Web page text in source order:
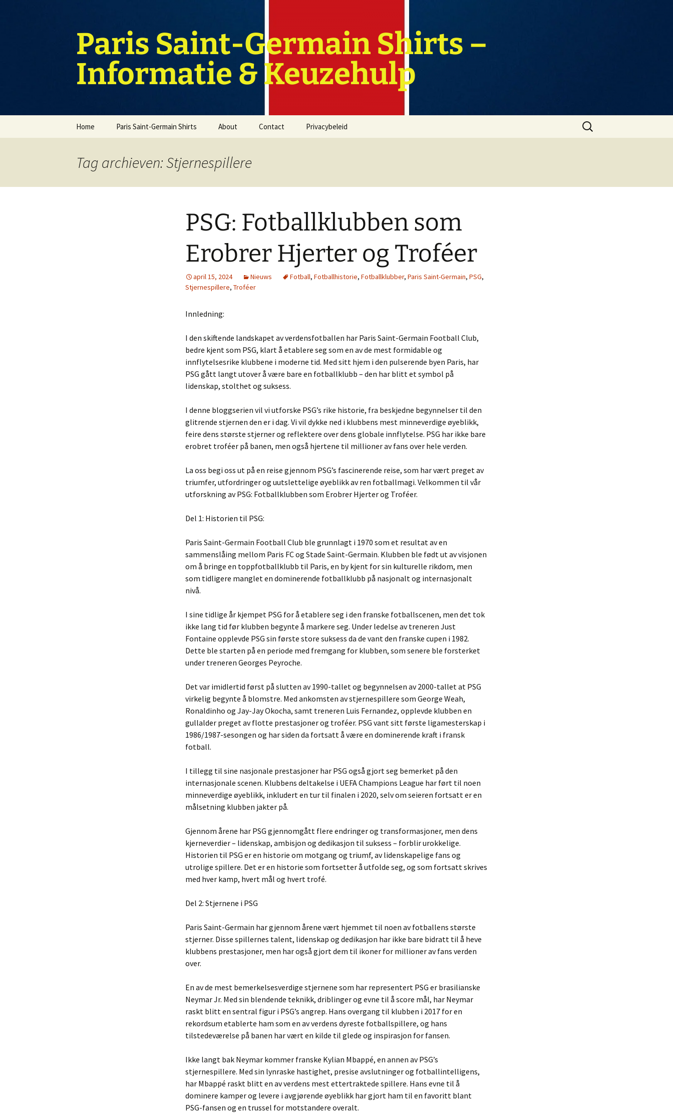
Paris Saint-Germain Shirts –
Informatie & Keuzehulp
Home Paris Saint-Germain Shirts About Contact Privacybeleid
Zoeken
naar:
Tag archieven: Stjernespillere
PSG: Fotballklubben som
Erobrer Hjerter og Troféer
april 15, 2024 Nieuws Fotball, Fotballhistorie, Fotballklubber, Paris Saint-Germain, PSG,
Stjernespillere, Troféer
Innledning:
I den skiftende landskapet av verdensfotballen har Paris Saint-Germain Football Club,
bedre kjent som PSG, klart å etablere seg som en av de mest formidable og
innflytelsesrike klubbene i moderne tid. Med sitt hjem i den pulserende byen Paris, har
PSG gått langt utover å være bare en fotballklubb – den har blitt et symbol på
lidenskap, stolthet og suksess.
I denne bloggserien vil vi utforske PSG’s rike historie, fra beskjedne begynnelser til den
glitrende stjernen den er i dag. Vi vil dykke ned i klubbens mest minneverdige øyeblikk,
feire dens største stjerner og reflektere over dens globale innflytelse. PSG har ikke bare
erobret troféer på banen, men også hjertene til millioner av fans over hele verden.
La oss begi oss ut på en reise gjennom PSG’s fascinerende reise, som har vært preget av
triumfer, utfordringer og uutslettelige øyeblikk av ren fotballmagi. Velkommen til vår
utforskning av PSG: Fotballklubben som Erobrer Hjerter og Troféer.
Del 1: Historien til PSG:
Paris Saint-Germain Football Club ble grunnlagt i 1970 som et resultat av en
sammenslåing mellom Paris FC og Stade Saint-Germain. Klubben ble født ut av visjonen
om å bringe en toppfotballklubb til Paris, en by kjent for sin kulturelle rikdom, men
som tidligere manglet en dominerende fotballklubb på nasjonalt og internasjonalt
nivå.
I sine tidlige år kjempet PSG for å etablere seg i den franske fotballscenen, men det tok
ikke lang tid før klubben begynte å markere seg. Under ledelse av treneren Just
Fontaine opplevde PSG sin første store suksess da de vant den franske cupen i 1982.
Dette ble starten på en periode med fremgang for klubben, som senere ble forsterket
under treneren Georges Peyroche.
Det var imidlertid først på slutten av 1990-tallet og begynnelsen av 2000-tallet at PSG
virkelig begynte å blomstre. Med ankomsten av stjernespillere som George Weah,
Ronaldinho og Jay-Jay Okocha, samt treneren Luis Fernandez, opplevde klubben en
gullalder preget av flotte prestasjoner og troféer. PSG vant sitt første ligamesterskap i
1986/1987-sesongen og har siden da fortsatt å være en dominerende kraft i fransk
fotball.
I tillegg til sine nasjonale prestasjoner har PSG også gjort seg bemerket på den
internasjonale scenen. Klubbens deltakelse i UEFA Champions League har ført til noen
minneverdige øyeblikk, inkludert en tur til finalen i 2020, selv om seieren fortsatt er en
målsetning klubben jakter på.
Gjennom årene har PSG gjennomgått flere endringer og transformasjoner, men dens
kjerneverdier – lidenskap, ambisjon og dedikasjon til suksess – forblir urokkelige.
Historien til PSG er en historie om motgang og triumf, av lidenskapelige fans og
utrolige spillere. Det er en historie som fortsetter å utfolde seg, og som fortsatt skrives
med hver kamp, hvert mål og hvert trofé.
Del 2: Stjernene i PSG
Paris Saint-Germain har gjennom årene vært hjemmet til noen av fotballens største
stjerner. Disse spillernes talent, lidenskap og dedikasjon har ikke bare bidratt til å heve
klubbens prestasjoner, men har også gjort dem til ikoner for millioner av fans verden
over.
En av de mest bemerkelsesverdige stjernene som har representert PSG er brasilianske
Neymar Jr. Med sin blendende teknikk, driblinger og evne til å score mål, har Neymar
raskt blitt en sentral figur i PSG’s angrep. Hans overgang til klubben i 2017 for en
rekordsum etablerte ham som en av verdens dyreste fotballspillere, og hans
tilstedeværelse på banen har vært en kilde til glede og inspirasjon for fansen.
Ikke langt bak Neymar kommer franske Kylian Mbappé, en annen av PSG’s
stjernespillere. Med sin lynraske hastighet, presise avslutninger og fotballintelligens,
har Mbappé raskt blitt en av verdens mest ettertraktede spillere. Hans evne til å
dominere kamper og levere i avgjørende øyeblikk har gjort ham til en favoritt blant
PSG-fansen og en trussel for motstandere overalt.